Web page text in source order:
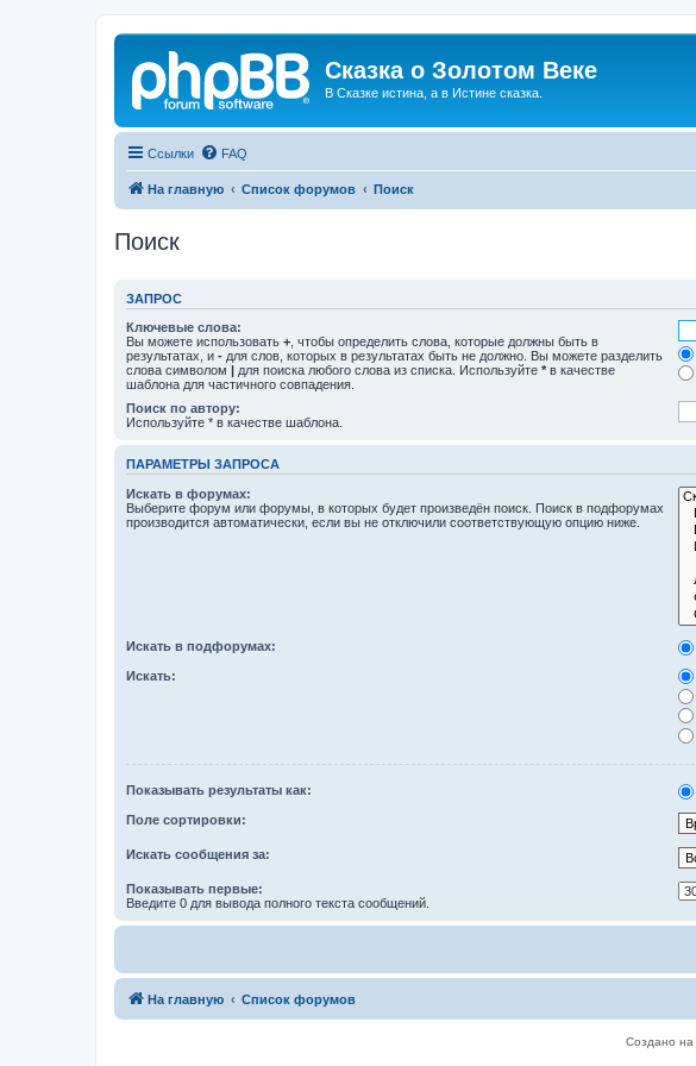
Сказка о Золотом Веке
В Сказке истина, а в Истине сказка.
Ссылки FAQ
На главную Список форумов Поиск
Поиск
ЗАПРОС
Ключевые слова:
Вы можете использовать + , чтобы определить слова, которые должны быть в
результатах, и - для слов, которых в результатах быть не должно. Вы можете разделить
слова символом | для поиска любого слова из списка. Используйте * в качестве
шаблона для частичного совпадения.
Поиск по автору:
Используйте * в качестве шаблона.
ПАРАМЕТРЫ ЗАПРОСА
Искать в форумах:
Выберите форум или форумы, в которых будет произведён поиск. Поиск в подфорумах
производится автоматически, если вы не отключили соответствующую опцию ниже.
Искать в подфорумах:
Искать:
Показывать результаты как:
Поле сортировки:
Искать сообщения за:
Показывать первые:
Введите 0 для вывода полного текста сообщений.
На главную Список форумов
Создано на